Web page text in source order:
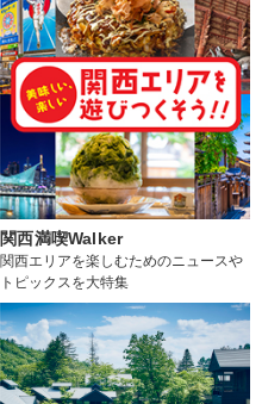
関西満喫Walker
関西エリアを楽しむためのニュースや
トピックスを大特集